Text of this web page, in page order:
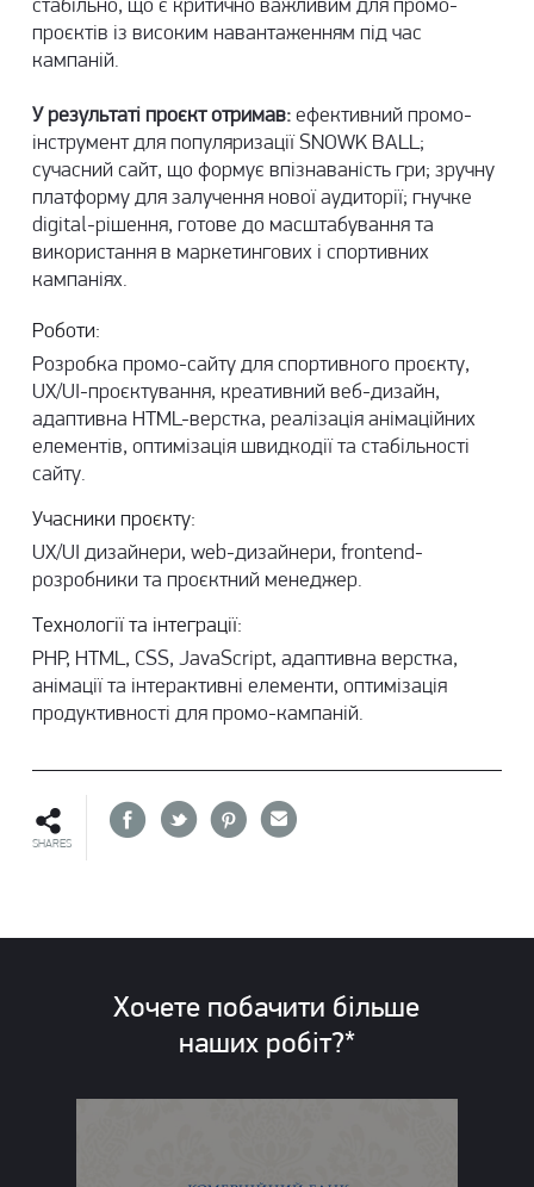
стабільно, що є критично важливим для промо-
проєктів із високим навантаженням під час
кампаній.
У результаті проєкт отримав:ефективний промо-
інструмент для популяризації SNOWK BALL;
сучасний сайт, що формує впізнаваність гри; зручну
платформу для залучення нової аудиторії; гнучке
digital-рішення, готове до масштабування та
використання в маркетингових і спортивних
кампаніях.
Роботи:
Розробка промо-сайту для спортивного проєкту,
UX/UI-проєктування, креативний веб-дизайн,
адаптивна HTML-верстка, реалізація анімаційних
елементів, оптимізація швидкодії та стабільності
сайту.
Учасники проєкту:
UX/UI дизайнери, web-дизайнери, frontend-
розробники та проєктний менеджер.
Технології та інтеграції:
PHP, HTML, CSS, JavaScript, адаптивна верстка,
анімації та інтерактивні елементи, оптимізація
продуктивності для промо-кампаній.
SHARES
Хочете побачити більше
наших робіт?*